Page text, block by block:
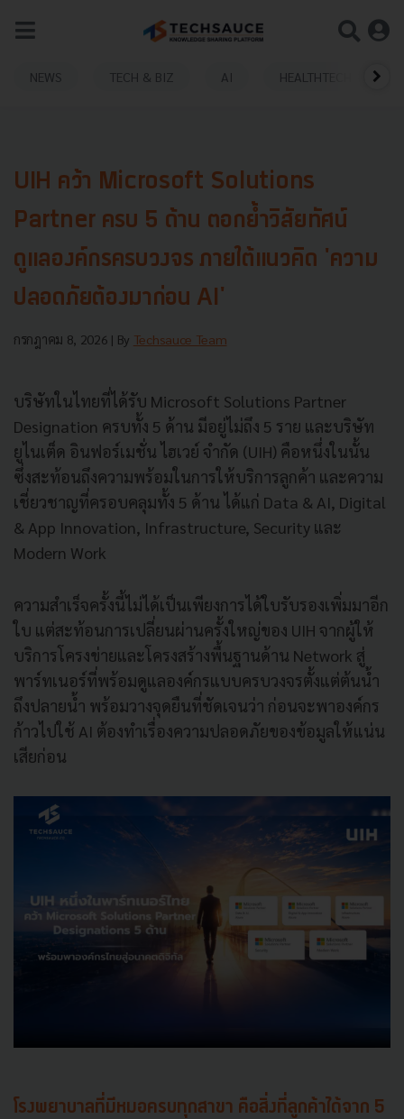
NEWS TECH & BIZ AI HEALTHTECH
UIH คว้า Microsoft Solutions
Partner ครบ 5 ด้าน ตอกย้ำวิสัยทัศน์
ดูแลองค์กรครบวงจร ภายใต้แนวคิด 'ความ
ปลอดภัยต้องมาก่อน AI'
กรกฎาคม 8, 2026 | By Techsauce Team
บริษัทในไทยที่ได้รับ Microsoft Solutions Partner
Designation ครบทั้ง 5 ด้าน มีอยู่ไม่ถึง 5 ราย และบริษัท
ยูไนเต็ด อินฟอร์เมชั่น ไฮเวย์ จำกัด (UIH) คือหนึ่งในนั้น
ซึ่งสะท้อนถึงความพร้อมในการให้บริการลูกค้า และความ
เชี่ยวชาญที่ครอบคลุมทั้ง 5 ด้าน ได้แก่ Data & AI, Digital
& App Innovation, Infrastructure, Security และ
Modern Work
ความสำเร็จครั้งนี้ไม่ได้เป็นเพียงการได้ใบรับรองเพิ่มมาอีก
ใบ แต่สะท้อนการเปลี่ยนผ่านครั้งใหญ่ของ UIH จากผู้ให้
บริการโครงข่ายและโครงสร้างพื้นฐานด้าน Network สู่
พาร์ทเนอร์ที่พร้อมดูแลองค์กรแบบครบวงจรตั้งแต่ต้นน้ำ
ถึงปลายน้ำ พร้อมวางจุดยืนที่ชัดเจนว่า ก่อนจะพาองค์กร
ก้าวไปใช้ AI ต้องทำเรื่องความปลอดภัยของข้อมูลให้แน่น
เสียก่อน
โรงพยาบาลที่มีหมอครบทุกสาขา คือสิ่งที่ลูกค้าได้จาก 5